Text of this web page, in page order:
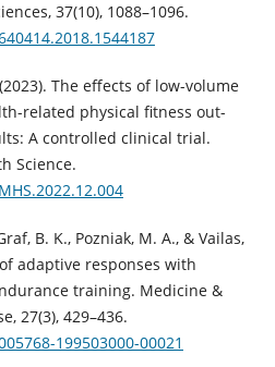
37(10), 1088–1096.
The effects of low-volume
related physical fitness out-
A controlled clinical trial.
Science.
B. K., Pozniak, M. A., & Vailas,
adaptive responses with
training. Medicine &
27(3), 429–436.
199503000-00021